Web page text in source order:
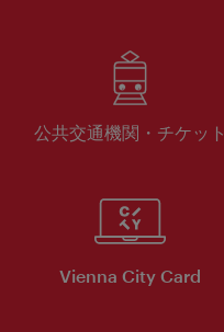
公共交通機関・チケット
Vienna City Card